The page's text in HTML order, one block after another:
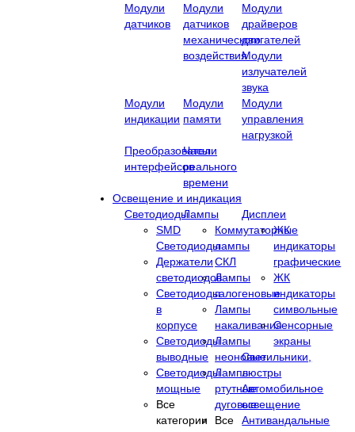
Модули
датчиков
Модули
датчиков
механического
воздействия
Модули
драйверов
двигателей
Модули
излучателей
звука
Модули
индикации
Модули
памяти
Модули
управления
нагрузкой
Преобразователи
интерфейсов
Часы
реального
времени
Освещение и индикация
Светодиоды
SMD
Светодиоды
Держатели
светодиодов
Светодиоды
в
корпусе
Светодиоды
выводные
Светодиоды
мощные
Все
категории
Лампы
Коммутаторные
лампы
СКЛ
Лампы
галогеновые
Лампы
накаливания
Лампы
неоновые
Лампы
ртутные
дуговые
Все
Дисплеи
ЖК
индикаторы
графические
ЖК
индикаторы
символьные
Сенсорные
экраны
Cветильники,
люстры
Автомобильное
освещение
Антивандальные